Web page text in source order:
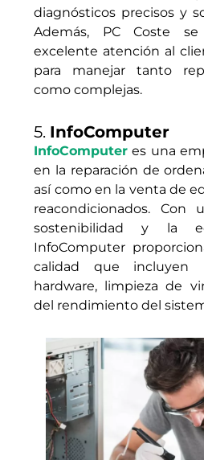
diagnósticos precisos y
Además, PC Coste
excelente atención al
para manejar tanto
como complejas.
5. InfoComputer
InfoComputer es una
en la reparación de
así como en la venta de
reacondicionados.
sostenibilidad y la
InfoComputer
calidad que incluyen
hardware, limpieza de
del rendimiento del